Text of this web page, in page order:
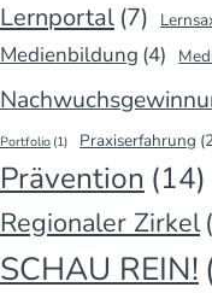
Lernportal (7)
Medienbildung (4)
Portfolio (1) Praxiserfahrung
Prävention (14)
Regionaler Zirkel
SCHAU REIN!